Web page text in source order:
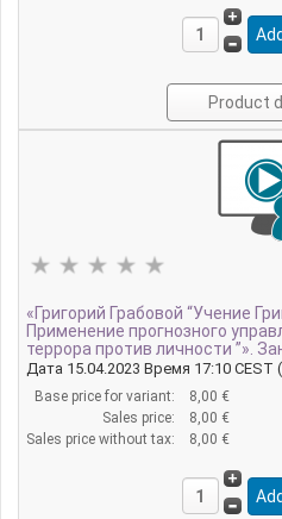
Product
«Григорий Грабовой “Учение
Применение прогнозного
террора против личности ”».
Дата 15.04.2023 Время 17:10 CEST
Base price for variant:
8,00 €
Sales price:
8,00 €
Sales price without tax:
8,00 €